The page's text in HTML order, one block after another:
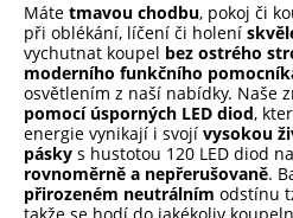
Máte tmavou chodbu, pokoj či
při oblékání, líčení či holení
vychutnat koupel bez ostrého
moderního funkčního
osvětlením z naší nabídky. Naše
pomocí úsporných LED diod,
energie vynikají i svojí vysokou
pásky s hustotou 120 LED diod
rovnoměrně a nepřerušovaně.
přirozeném neutrálním odstínu